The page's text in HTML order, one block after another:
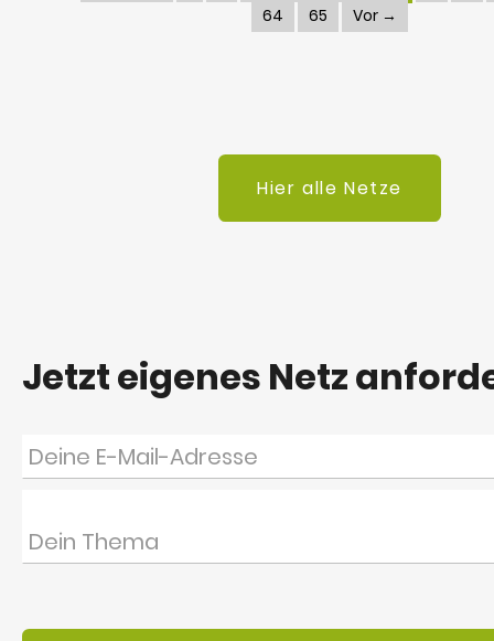
64
65 Vor →
Hier alle Netze
Jetzt eigenes Netz